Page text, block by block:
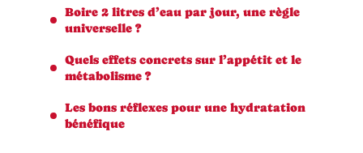
Boire 2 litres d’eau par jour, une règle
universelle ?
Quels effets concrets sur l’appétit et le
métabolisme ?
Les bons réflexes pour une hydratation
bénéfique